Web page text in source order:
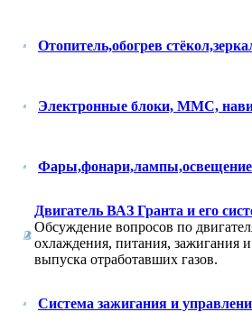
Отопитель,обогрев
Электронные блоки, ММС,
Фары,фонари,лампы,освещение
Двигатель ВАЗ Гранта и его
Обсуждение вопросов по
охлаждения, питания, зажигания
выпуска отработавших газов.
Система зажигания и